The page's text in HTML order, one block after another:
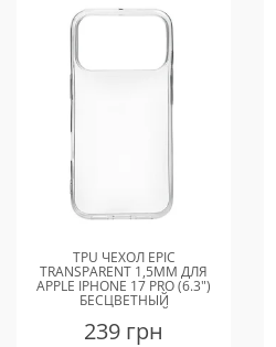
TPU ЧЕХОЛ EPIC
TRANSPARENT 1,5MM ДЛЯ
APPLE IPHONE 17 PRO (6.3")
БЕСЦВЕТНЫЙ
(ПРОЗРАЧНЫЙ)
239 грн